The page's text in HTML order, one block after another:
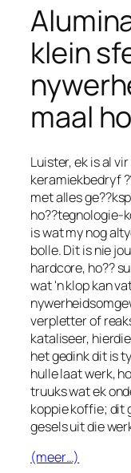
klein
maal
Luister, ek is al
keramiekbedryf
met alles
ho??tegnologie-
is wat my nog
bolle. Dit is nie
hardcore, ho??
wat 'n klop kan
verpletter of
kataliseer,
het gedink dit is
hulle laat werk,
truuks wat ek
koppie koffie; dit
gesels uit die
(meer…)